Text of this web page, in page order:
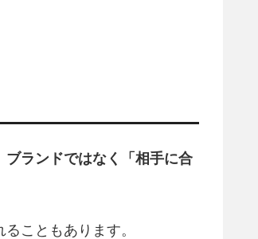
ランドではなく「相手に合
こともあります。